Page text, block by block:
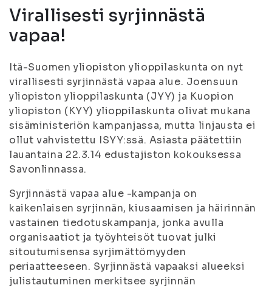
Virallisesti syrjinnästä
vapaa!
Itä-Suomen yliopiston ylioppilaskunta on nyt
virallisesti syrjinnästä vapaa alue. Joensuun
yliopiston ylioppilaskunta (JYY) ja Kuopion
yliopiston (KYY) ylioppilaskunta olivat mukana
sisäministeriön kampanjassa, mutta linjausta ei
ollut vahvistettu ISYY:ssä. Asiasta päätettiin
lauantaina 22.3.14 edustajiston kokouksessa
Savonlinnassa.
Syrjinnästä vapaa alue -kampanja on
kaikenlaisen syrjinnän, kiusaamisen ja häirinnän
vastainen tiedotuskampanja, jonka avulla
organisaatiot ja työyhteisöt tuovat julki
sitoutumisensa syrjimättömyyden
periaatteeseen. Syrjinnästä vapaaksi alueeksi
julistautuminen merkitsee syrjinnän